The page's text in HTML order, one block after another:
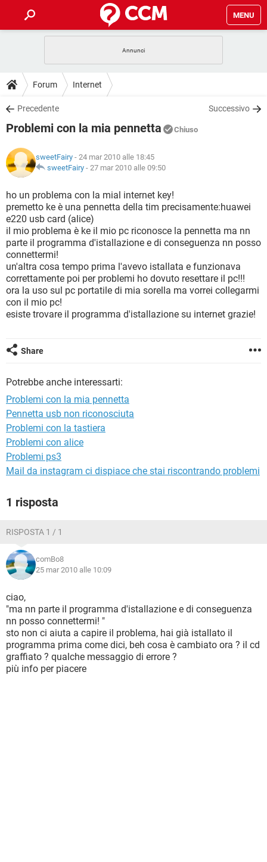
MENU
INTRATTENIMENTO
iOS
INSTAGRAM WHATSAPP
TIKTOK
HARDWARE
GUIDE
COVID-19
INSTAGRAM WHATSAPP
TIKTOK
HARDWARE
DOWNLOAD
COVID-19 GAMING
INTRATTENIMENTO
iOS WINDOWS 10
INSTAGRAM WHATSAPP
TIKTOK FACEBOOK
HARDWARE
COVID-19 GAMING
INTRATTENIMENTO
iOS WINDOWS 10
INSTAGRAM
TIKTOK FACEBOOK
HARDWARE
GLOSSARIO
GAMING
INTRATTENIMENTO ANDROID
iOS WINDOWS 10
INSTAGRAM
TIKTOK FACEBOOK
HARDWARE
Forum Internet
Precedente Successivo
Problemi con la mia pennetta Chiuso
sweetFairy - 24 mar 2010 alle 18:45
sweetFairy - 27 mar 2010 alle 09:50
ho un problema con la mial internet key!
premetto ke è una pennetta della tim precisamente:huawei
e220 usb card (alice)
il mio problema è ke il mio pc riconosce la pennetta ma nn
parte il programma d'istallazione e di conseguenza nn posso
connettermi!
un'altra cosa tempo prima l'avevo istallata e funzionava
correttamente poi per problemi ho dovuto resettare il pc!!!
ora la uso sul pc portatile di mia sorella ma vorrei collegarmi
con il mio pc!
esiste trovare il programma d'istallazione su internet grazie!
Share
Potrebbe anche interessarti:
Problemi con la mia pennetta
Pennetta usb non riconosciuta
Problemi con la tastiera
Problemi con alice
Problemi ps3
Mail da instagram ci dispiace che stai riscontrando problemi
1 risposta
RISPOSTA 1 / 1
comBo8
25 mar 2010 alle 10:09
ciao,
"ma nn parte il programma d'istallazione e di conseguenza
nn posso connettermi! "
sto non ci aiuta a capire il problema, hai già istallato il
programma prima come dici, beh cosa è cambiato ora ? il cd
graffiato ? qualche messaggio di errore ?
più info per piacere